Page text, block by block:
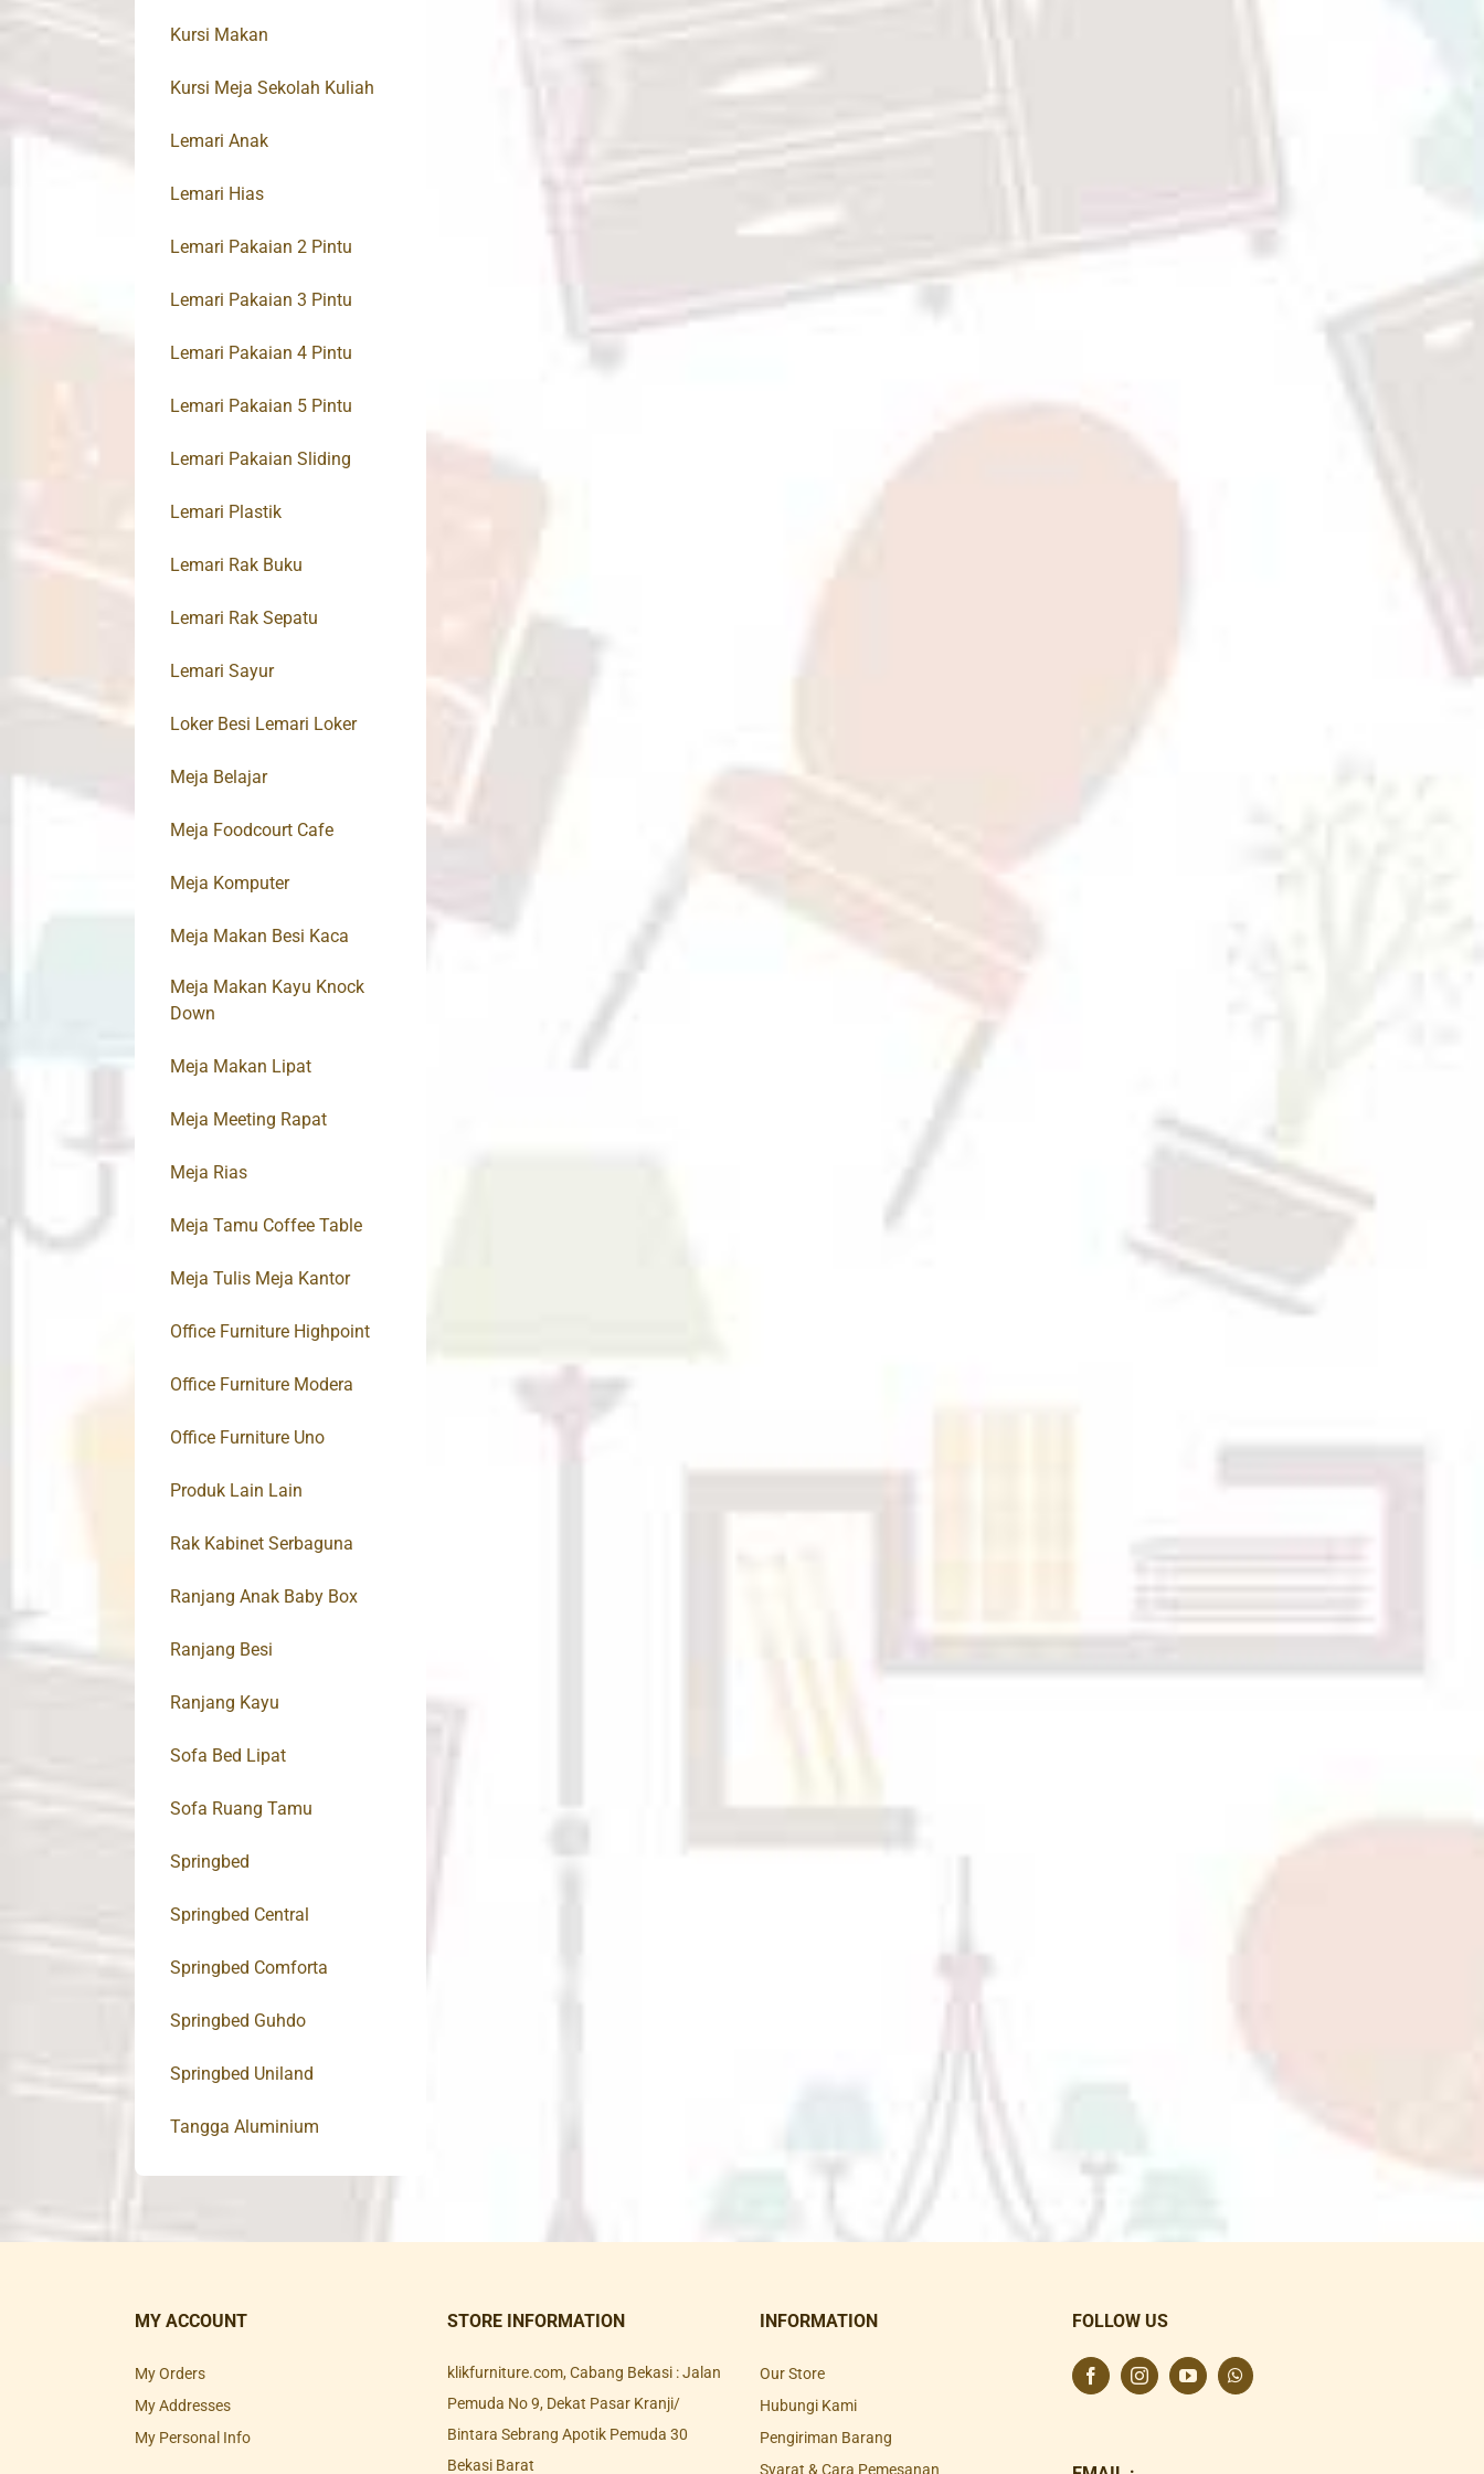
Kursi Makan
Kursi Meja Sekolah Kuliah
Lemari Anak
Lemari Hias
Lemari Pakaian 2 Pintu
Lemari Pakaian 3 Pintu
Lemari Pakaian 4 Pintu
Lemari Pakaian 5 Pintu
Lemari Pakaian Sliding
Lemari Plastik
Lemari Rak Buku
Lemari Rak Sepatu
Lemari Sayur
Loker Besi Lemari Loker
Meja Belajar
Meja Foodcourt Cafe
Meja Komputer
Meja Makan Besi Kaca
Meja Makan Kayu Knock
Down
Meja Makan Lipat
Meja Meeting Rapat
Meja Rias
Meja Tamu Coffee Table
Meja Tulis Meja Kantor
Office Furniture Highpoint
Office Furniture Modera
Office Furniture Uno
Produk Lain Lain
Rak Kabinet Serbaguna
Ranjang Anak Baby Box
Ranjang Besi
Ranjang Kayu
Sofa Bed Lipat
Sofa Ruang Tamu
Springbed
Springbed Central
Springbed Comforta
Springbed Guhdo
Springbed Uniland
Tangga Aluminium
MY ACCOUNT
My Orders
My Addresses
My Personal Info
STORE INFORMATION
klikfurniture.com, Cabang Bekasi : Jalan
Pemuda No 9, Dekat Pasar Kranji/
Bintara Sebrang Apotik Pemuda 30
Bekasi Barat
INFORMATION
Our Store
Hubungi Kami
Pengiriman Barang
Syarat & Cara Pemesanan
FOLLOW US